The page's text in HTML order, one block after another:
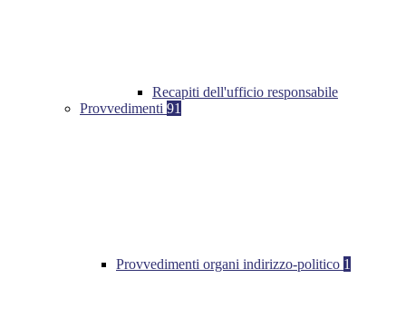
Recapiti dell'ufficio responsabile
Provvedimenti 91
Provvedimenti organi indirizzo-politico 1